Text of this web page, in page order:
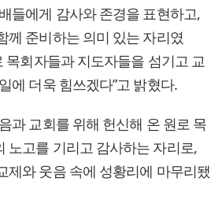
들에게 감사와 존경을 표현하고,
께 준비하는 의미 있는 자리였
목회자들과 지도자들을 섬기고 교
에 더욱 힘쓰겠다”고 밝혔다.
과 교회를 위해 헌신해 온 원로 목
노고를 기리고 감사하는 자리로,
제와 웃음 속에 성황리에 마무리됐